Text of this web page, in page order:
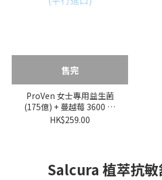
售完
ProVen 女士專用益生菌
(175億) + 蔓越莓 3600 30
粒 (平行進口)
HK$259.00
Salcura 植萃抗敏